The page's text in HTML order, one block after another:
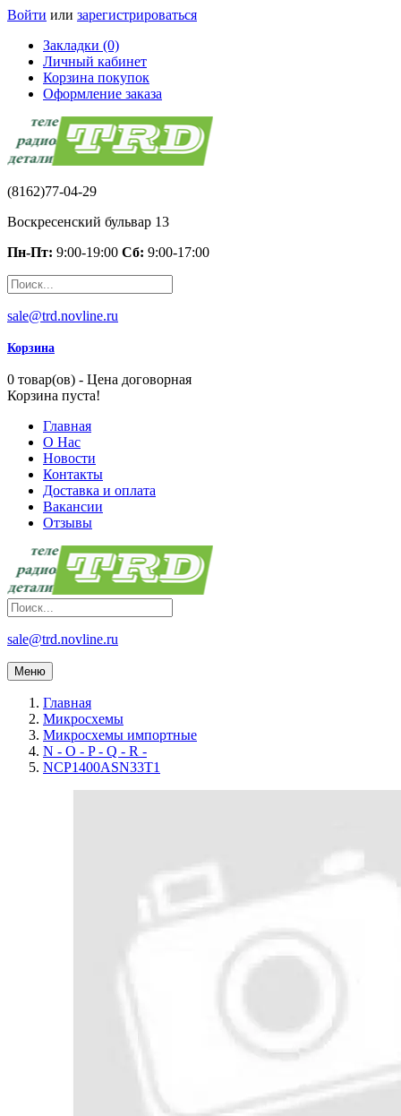
Войти или зарегистрироваться
Закладки (0)
Личный кабинет
Корзина покупок
Оформление заказа
(8162)77-04-29
Воскресенский бульвар 13
Пн-Пт: 9:00-19:00 Сб: 9:00-17:00
sale@trd.novline.ru
Корзина
0 товар(ов) - Цена договорная
Корзина пуста!
Главная
О Нас
Новости
Контакты
Доставка и оплата
Вакансии
Отзывы
sale@trd.novline.ru
Меню
Главная
Микросхемы
Микросхемы импортные
N - O - P - Q - R -
NCP1400ASN33T1